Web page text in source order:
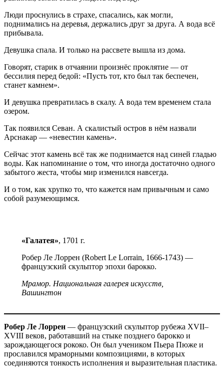
Люди проснулись в страхе, спасались, как могли,
поднимались на деревья, держались друг за друга. А вода всё
прибывала.
Девушка спала. И только на рассвете вышла из дома.
Говорят, старик в отчаянии произнёс проклятие — от
бессилия перед бедой: «Пусть тот, кто был так беспечен,
станет камнем».
И девушка превратилась в скалу. А вода тем временем стала
озером.
Так появился Севан. А скалистый остров в нём назвали
Арснакар — «невестин камень».
Сейчас этот камень всё так же поднимается над синей гладью
воды. Как напоминание о том, что иногда достаточно одного
забытого жеста, чтобы мир изменился навсегда.
И о том, как хрупко то, что кажется нам привычным и само
собой разумеющимся.
«Галатея», 1701 г.
Робер Ле Лоррен (Robert Le Lorrain, 1666-1743) —
французский скульптор эпохи барокко.
Мрамор. Национальная галерея искусств,
Вашингтон
Робер Ле Лоррен — французский скульптор рубежа XVII–
XVIII веков, работавший на стыке позднего барокко и
зарождающегося рококо. Он был учеником Пьера Пюже и
прославился мраморными композициями, в которых
соединяются тонкость исполнения и выразительная пластика.